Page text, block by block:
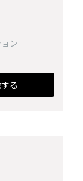
ン
る